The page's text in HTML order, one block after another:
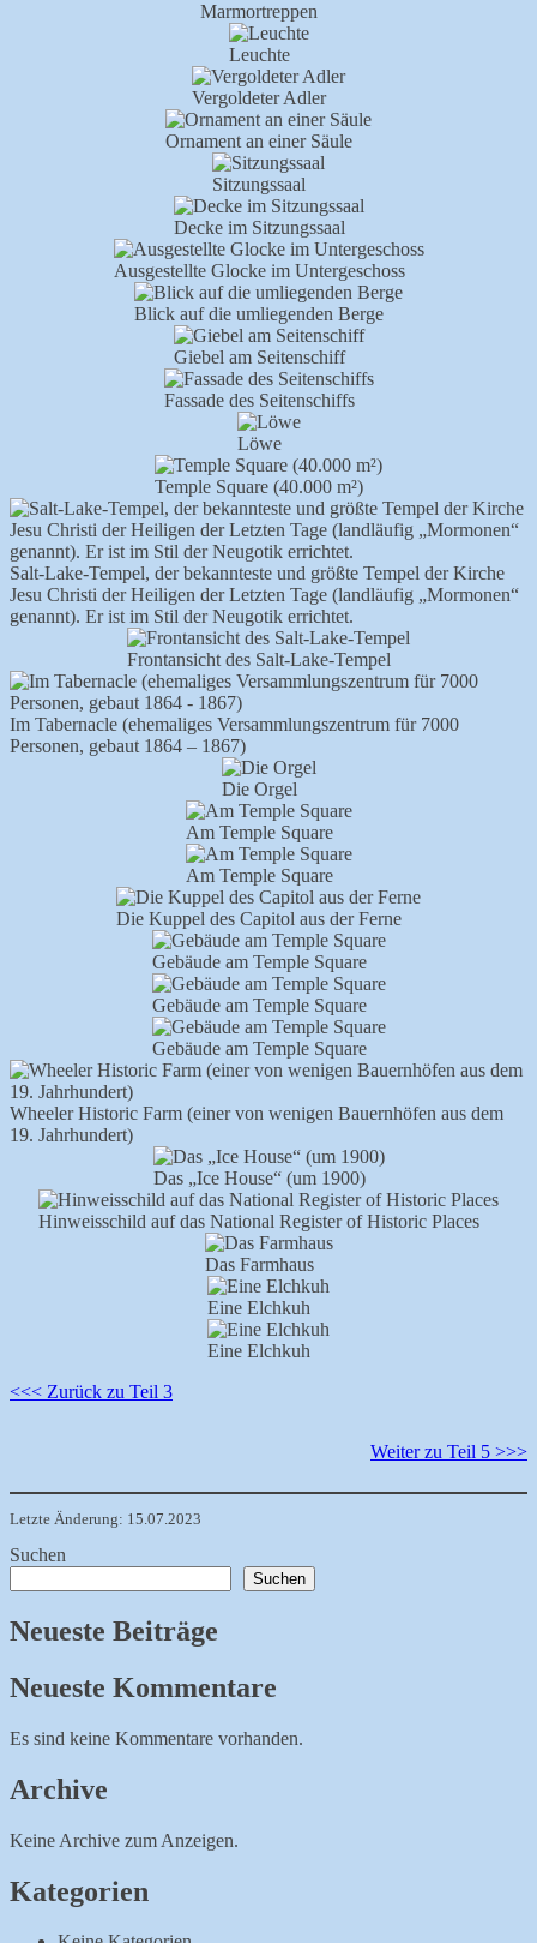
Marmortreppen
Leuchte
Vergoldeter Adler
Ornament an einer Säule
Sitzungssaal
Decke im Sitzungssaal
Ausgestellte Glocke im Untergeschoss
Blick auf die umliegenden Berge
Giebel am Seitenschiff
Fassade des Seitenschiffs
Löwe
Temple Square (40.000 m²)
Salt-Lake-Tempel, der bekannteste und größte Tempel der Kirche
Jesu Christi der Heiligen der Letzten Tage (landläufig „Mormonen“
genannt). Er ist im Stil der Neugotik errichtet.
Frontansicht des Salt-Lake-Tempel
Im Tabernacle (ehemaliges Versammlungszentrum für 7000
Personen, gebaut 1864 – 1867)
Die Orgel
Am Temple Square
Am Temple Square
Die Kuppel des Capitol aus der Ferne
Gebäude am Temple Square
Gebäude am Temple Square
Gebäude am Temple Square
Wheeler Historic Farm (einer von wenigen Bauernhöfen aus dem
19. Jahrhundert)
Das „Ice House“ (um 1900)
Hinweisschild auf das National Register of Historic Places
Das Farmhaus
Eine Elchkuh
Eine Elchkuh
<<< Zurück zu Teil 3
Weiter zu Teil 5 >>>
Letzte Änderung: 15.07.2023
Suchen
Suchen
Neueste Beiträge
Neueste Kommentare
Es sind keine Kommentare vorhanden.
Archive
Keine Archive zum Anzeigen.
Kategorien